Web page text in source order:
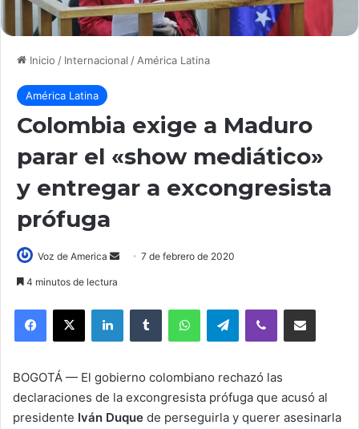
Inicio / Internacional / América Latina
América Latina
Colombia exige a Maduro
parar el «show mediático»
y entregar a excongresista
prófuga
Voz de America
d
7 de febrero de 2020
4 minutos de lectura
Telegram
BOGOTÁ — El gobierno colombiano rechazó las
declaraciones de la excongresista prófuga que acusó al
presidente Iván Duque de perseguirla y querer asesinarla